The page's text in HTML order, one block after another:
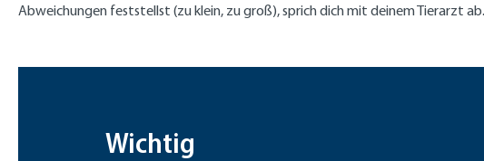
Abweichungen feststellst (zu klein, zu groß), sprich dich mit deinem Tierarzt
Wichtig